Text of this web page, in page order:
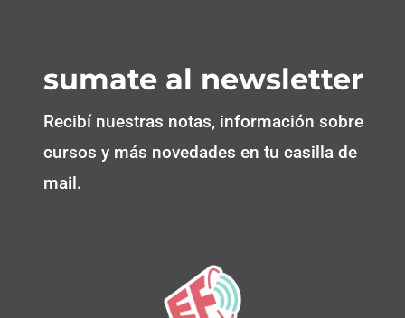
sumate al newsletter
Recibí nuestras notas, información sobre
cursos y más novedades en tu casilla de
mail.